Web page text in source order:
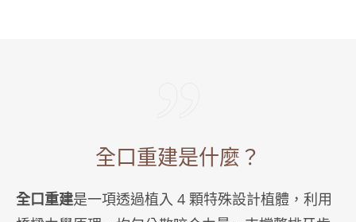
全口重建是什麼？
全口重建是一項透過植入 4 顆特殊設計植體，利用